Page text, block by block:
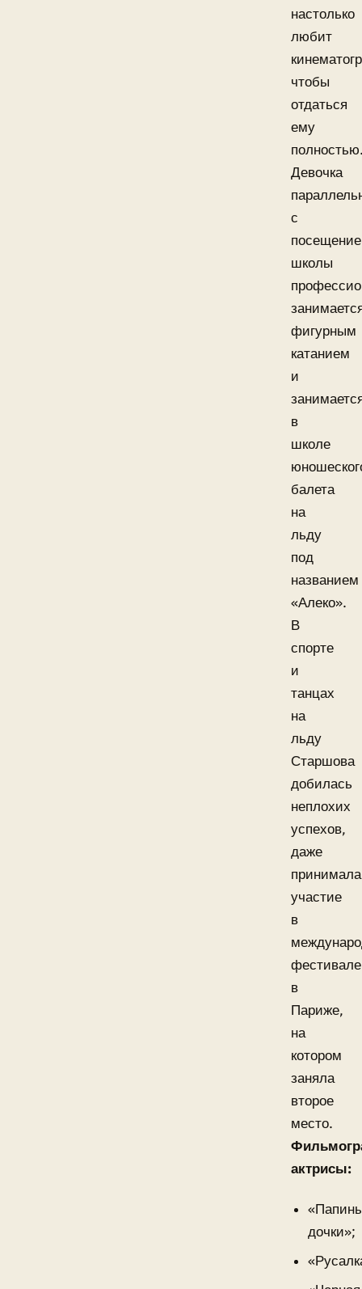
настолько
любит
чтобы
отдаться
ему
Девочка
с
школы
фигурным
катанием
и
в
школе
балета
на
льду
под
названием
«Алеко».
В
спорте
и
танцах
на
льду
Старшова
добилась
неплохих
успехов,
даже
принимала
участие
в
фестивале
в
Париже,
на
котором
заняла
второе
место.
актрисы:
дочки»;